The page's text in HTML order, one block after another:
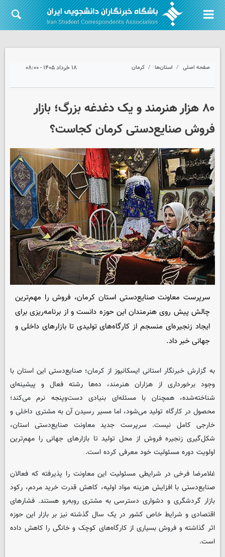
صفحه اصلی استان‌ها کرمان ۱۸ خرداد ۱۴۰۵ - ۰۸:۰۰
۸۰ هزار هنرمند و یک دغدغه بزرگ؛ بازار
فروش صنایع‌دستی کرمان کجاست؟
سرپرست معاونت صنایع‌دستی استان کرمان، فروش را مهم‌ترین
چالش پیش روی هنرمندان این حوزه دانست و از برنامه‌ریزی برای
ایجاد زنجیره‌ای منسجم از کارگاه‌های تولیدی تا بازارهای داخلی و
جهانی خبر داد.
به گزارش خبرنگار استانی ایسکانیوز از کرمان؛ صنایع‌دستی این استان با
وجود برخورداری از هزاران هنرمند، ده‌ها رشته فعال و پیشینه‌ای
شناخته‌شده، همچنان با مسئله‌ای بنیادی دست‌وپنجه نرم می‌کند؛
محصول در کارگاه تولید می‌شود، اما مسیر رسیدن آن به مشتری داخلی و
خارجی کامل نیست. سرپرست جدید معاونت صنایع‌دستی استان،
شکل‌گیری زنجیره فروش از محل تولید تا بازارهای جهانی را مهم‌ترین
اولویت دوره مسئولیت خود معرفی کرده است.
غلامرضا فرخی در شرایطی مسئولیت این معاونت را پذیرفته که فعالان
صنایع‌دستی با افزایش هزینه مواد اولیه، کاهش قدرت خرید مردم، رکود
بازار گردشگری و دشواری دسترسی به مشتری روبه‌رو هستند. فشارهای
اقتصادی و شرایط خاص کشور در یک سال گذشته نیز بر بازار این حوزه
اثر گذاشته و فروش بسیاری از کارگاه‌های کوچک و خانگی را کاهش داده
است.